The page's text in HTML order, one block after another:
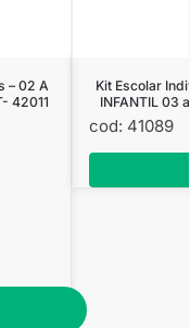
– 02 A
42011
Kit Escolar
INFANTIL 03
cod: 41089